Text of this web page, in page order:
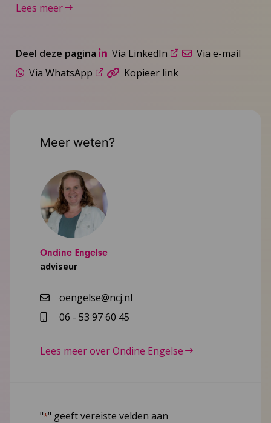
Lees meer
Deel deze pagina Via LinkedIn
Via e-mail
Via WhatsApp
Kopieer link
Meer weten?
Ondine Engelse
adviseur
oengelse@ncj.nl
06 - 53 97 60 45
Lees meer over Ondine Engelse
"*" geeft vereiste velden aan